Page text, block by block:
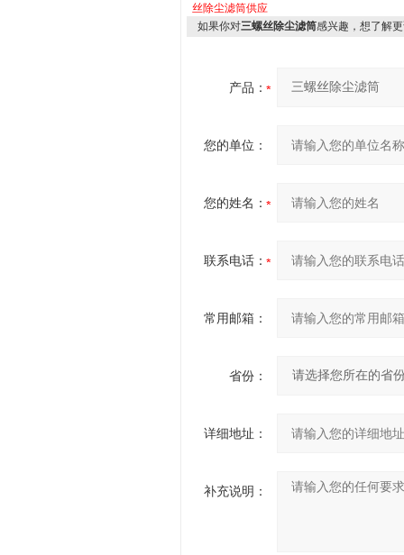
丝除尘滤筒供应
如果你对三螺丝除尘滤筒感兴趣，想了解
产品：
您的单位：
您的姓名：
联系电话：
常用邮箱：
省份：
详细地址：
补充说明：